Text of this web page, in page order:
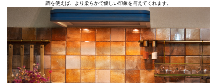
調を使えば、より柔らかで優しい印象を与えてくれます。